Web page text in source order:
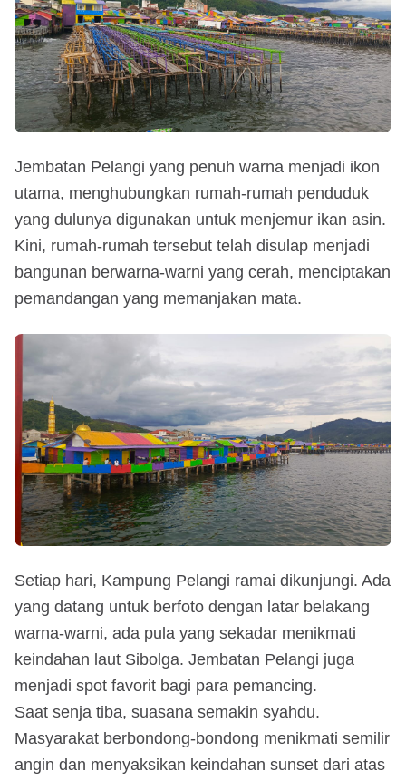
Jembatan Pelangi yang penuh warna menjadi ikon
utama, menghubungkan rumah-rumah penduduk
yang dulunya digunakan untuk menjemur ikan asin.
Kini, rumah-rumah tersebut telah disulap menjadi
bangunan berwarna-warni yang cerah, menciptakan
pemandangan yang memanjakan mata.
Setiap hari, Kampung Pelangi ramai dikunjungi. Ada
yang datang untuk berfoto dengan latar belakang
warna-warni, ada pula yang sekadar menikmati
keindahan laut Sibolga. Jembatan Pelangi juga
menjadi spot favorit bagi para pemancing.
Saat senja tiba, suasana semakin syahdu.
Masyarakat berbondong-bondong menikmati semilir
angin dan menyaksikan keindahan sunset dari atas